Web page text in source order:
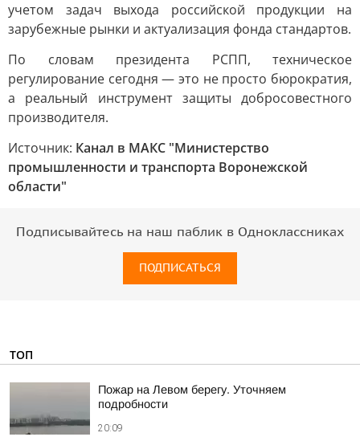
учетом задач выхода российской продукции на
зарубежные рынки и актуализация фонда стандартов.
По словам президента РСПП, техническое
регулирование сегодня — это не просто бюрократия,
а реальный инструмент защиты добросовестного
производителя.
Источник: Канал в МАКС "Министерство
промышленности и транспорта Воронежской
области"
Подписывайтесь на наш паблик в Одноклассниках
ПОДПИСАТЬСЯ
ТОП
Пожар на Левом берегу. Уточняем
подробности
20:09